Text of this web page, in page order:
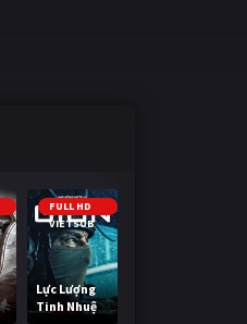
FULL HD
VIETSUB
Lực Lượng
Tinh Nhuệ